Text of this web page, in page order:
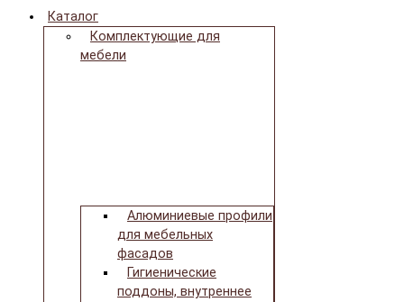
Каталог
Комплектующие для
мебели
Алюминиевые профили
для мебельных
фасадов
Гигиенические
поддоны, внутреннее